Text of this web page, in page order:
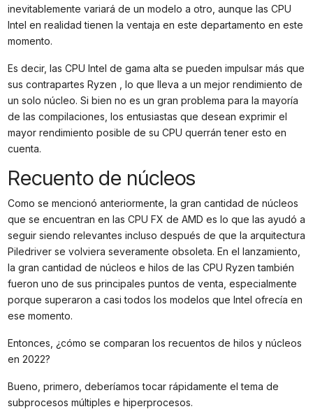
inevitablemente variará de un modelo a otro, aunque las CPU
Intel en realidad tienen la ventaja en este departamento en este
momento.
Es decir, las CPU Intel de gama alta se pueden impulsar más que
sus contrapartes Ryzen , lo que lleva a un mejor rendimiento de
un solo núcleo. Si bien no es un gran problema para la mayoría
de las compilaciones, los entusiastas que desean exprimir el
mayor rendimiento posible de su CPU querrán tener esto en
cuenta.
Recuento de núcleos
Como se mencionó anteriormente, la gran cantidad de núcleos
que se encuentran en las CPU FX de AMD es lo que las ayudó a
seguir siendo relevantes incluso después de que la arquitectura
Piledriver se volviera severamente obsoleta. En el lanzamiento,
la gran cantidad de núcleos e hilos de las CPU Ryzen también
fueron uno de sus principales puntos de venta, especialmente
porque superaron a casi todos los modelos que Intel ofrecía en
ese momento.
Entonces, ¿cómo se comparan los recuentos de hilos y núcleos
en 2022?
Bueno, primero, deberíamos tocar rápidamente el tema de
subprocesos múltiples e hiperprocesos.